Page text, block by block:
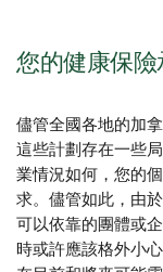
您的健康保險
儘管全國各地的加
這些計劃存在一些
業情況如何，您的
求。儘管如此，由
可以依靠的團體或
時或許應該格外小